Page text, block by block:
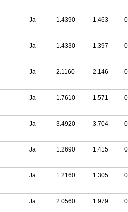
Ja 1.4390 1.463
Ja 1.4330 1.397
Ja 2.1160 2.146
Ja 1.7610 1.571
Ja 3.4920 3.704
Ja 1.2690 1.415
Ja 1.2160 1.305
Ja 2.0560 1.979